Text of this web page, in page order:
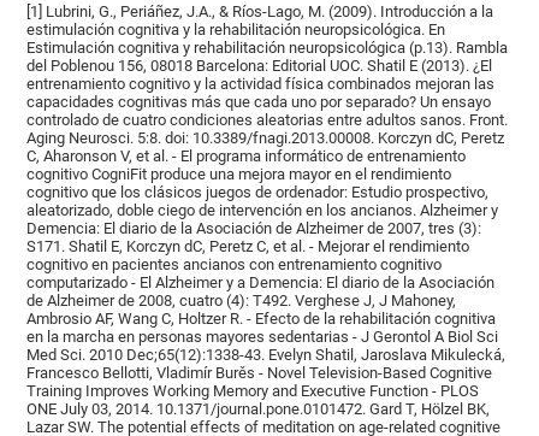
[1] Lubrini, G., Periáñez, J.A., & Ríos-Lago, M. (2009). Introducción a la
estimulación cognitiva y la rehabilitación neuropsicológica. En
Estimulación cognitiva y rehabilitación neuropsicológica (p.13). Rambla
del Poblenou 156, 08018 Barcelona: Editorial UOC. Shatil E (2013). ¿El
entrenamiento cognitivo y la actividad física combinados mejoran las
capacidades cognitivas más que cada uno por separado? Un ensayo
controlado de cuatro condiciones aleatorias entre adultos sanos. Front.
Aging Neurosci. 5:8. doi: 10.3389/fnagi.2013.00008. Korczyn dC, Peretz
C, Aharonson V, et al. - El programa informático de entrenamiento
cognitivo CogniFit produce una mejora mayor en el rendimiento
cognitivo que los clásicos juegos de ordenador: Estudio prospectivo,
aleatorizado, doble ciego de intervención en los ancianos. Alzheimer y
Demencia: El diario de la Asociación de Alzheimer de 2007, tres (3):
S171. Shatil E, Korczyn dC, Peretz C, et al. - Mejorar el rendimiento
cognitivo en pacientes ancianos con entrenamiento cognitivo
computarizado - El Alzheimer y a Demencia: El diario de la Asociación
de Alzheimer de 2008, cuatro (4): T492. Verghese J, J Mahoney,
Ambrosio AF, Wang C, Holtzer R. - Efecto de la rehabilitación cognitiva
en la marcha en personas mayores sedentarias - J Gerontol A Biol Sci
Med Sci. 2010 Dec;65(12):1338-43. Evelyn Shatil, Jaroslava Mikulecká,
Francesco Bellotti, Vladimír Burěs - Novel Television-Based Cognitive
Training Improves Working Memory and Executive Function - PLOS
ONE July 03, 2014. 10.1371/journal.pone.0101472. Gard T, Hölzel BK,
Lazar SW. The potential effects of meditation on age-related cognitive